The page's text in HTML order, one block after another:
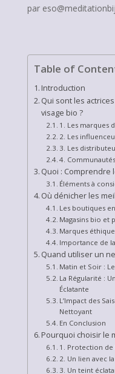
par
Table of
Introduction
Qui sont les
visage bio ?
1. Les marques
2. Les
3. Les
4.
Quoi : Comprendre
Éléments à
Où dénicher les
Les boutiques
Magasins bio et
Marques
Importance de
Quand utiliser un
Matin et Soir :
La Régularité :
Éclatante
L’Impact des
Nettoyant
En Conclusion
Pourquoi choisir le
1. Protection de
2. Un lien avec
3. Un teint